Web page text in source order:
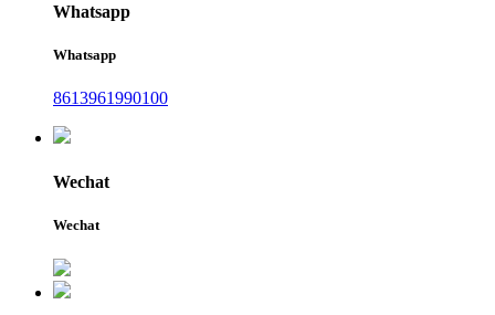
Whatsapp
Whatsapp
8613961990100
Wechat
Wechat